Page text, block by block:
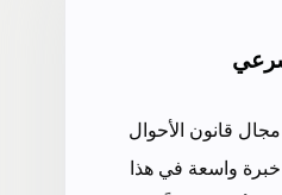
قانون الأحوال
واسعة في هذا